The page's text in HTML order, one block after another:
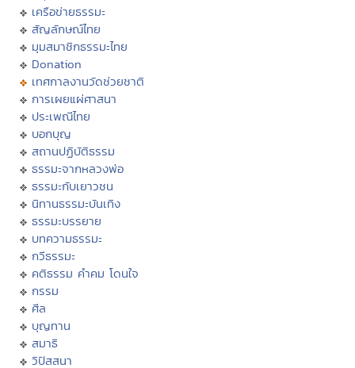
เครือข่ายธรรมะ
สัญลักษณ์ไทย
มุมสมาชิกธรรมะไทย
Donation
เทศกาลงานวัดช่วยชาติ
การเผยแผ่ศาสนา
ประเพณีไทย
บอกบุญ
สถานปฏิบัติธรรม
ธรรมะจากหลวงพ่อ
ธรรมะกับเยาวชน
นิทานธรรมะบันเทิง
ธรรมะบรรยาย
บทความธรรมะ
กวีธรรมะ
คติธรรม คำคม โดนใจ
กรรม
ศีล
บุญทาน
สมาธิ
วิปัสสนา